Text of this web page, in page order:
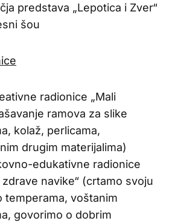
predstava „Lepotica i Zver“
šou
radionice „Mali
ramova za slike
kolaž, perlicama,
drugim materijalima)
edukativne radionice
navike“ (crtamo svoju
temperama, voštanim
govorimo o dobrim